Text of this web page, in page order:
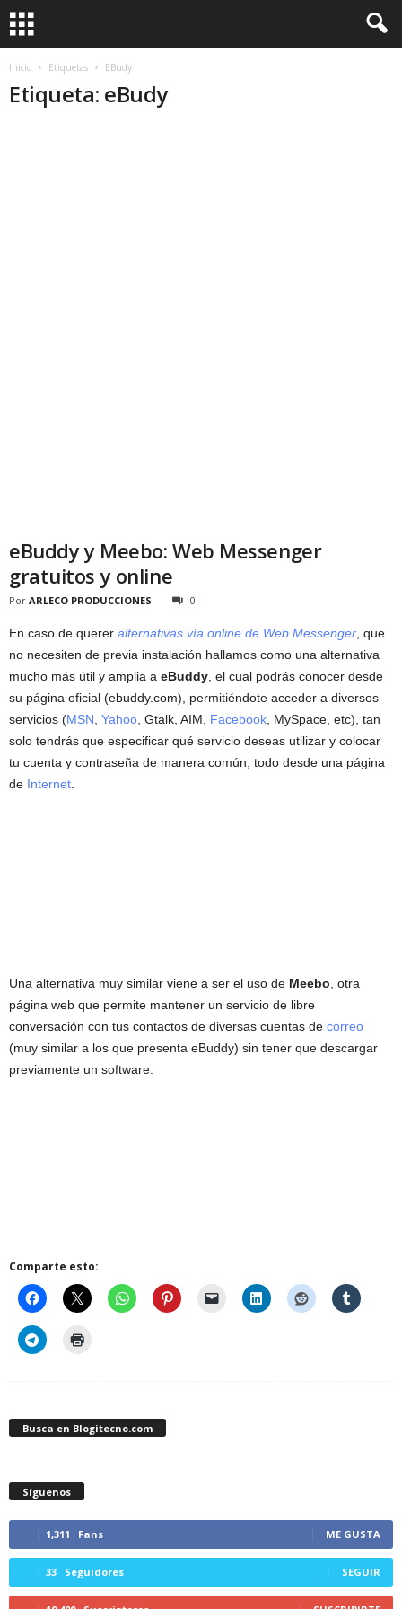
Inicio Etiquetas EBudy
Etiqueta: eBudy
eBuddy y Meebo: Web Messenger
gratuitos y online
Por ARLECO PRODUCCIONES 0
En caso de querer alternativas vía online de Web Messenger , que
no necesiten de previa instalación hallamos como una alternativa
mucho más útil y amplia a eBuddy , el cual podrás conocer desde
su página oficial (ebuddy.com), permitiéndote acceder a diversos
servicios (MSN Yahoo , Gtalk, AIM, Facebook , MySpace, etc), tan
solo tendrás que especificar qué servicio deseas utilizar y colocar
tu cuenta y contraseña de manera común, todo desde una página
de Internet
Una alternativa muy similar viene a ser el uso de Meebo , otra
página web que permite mantener un servicio de libre
conversación con tus contactos de diversas cuentas de correo
(muy similar a los que presenta eBuddy) sin tener que descargar
previamente un software.
Comparte esto:
Busca en Blogitecno.com
Síguenos
1,311 Fans ME GUSTA
33 Seguidores SEGUIR